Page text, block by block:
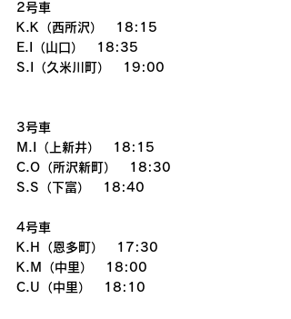
2号車
K.K（西所沢）　18:15
E.I（山口）　18:35
S.I（久米川町）　19:00
3号車
M.I（上新井）　18:15
C.O（所沢新町）　18:30
S.S（下富）　18:40
4号車
K.H（恩多町）　17:30
K.M（中里）　18:00
C.U（中里）　18:10